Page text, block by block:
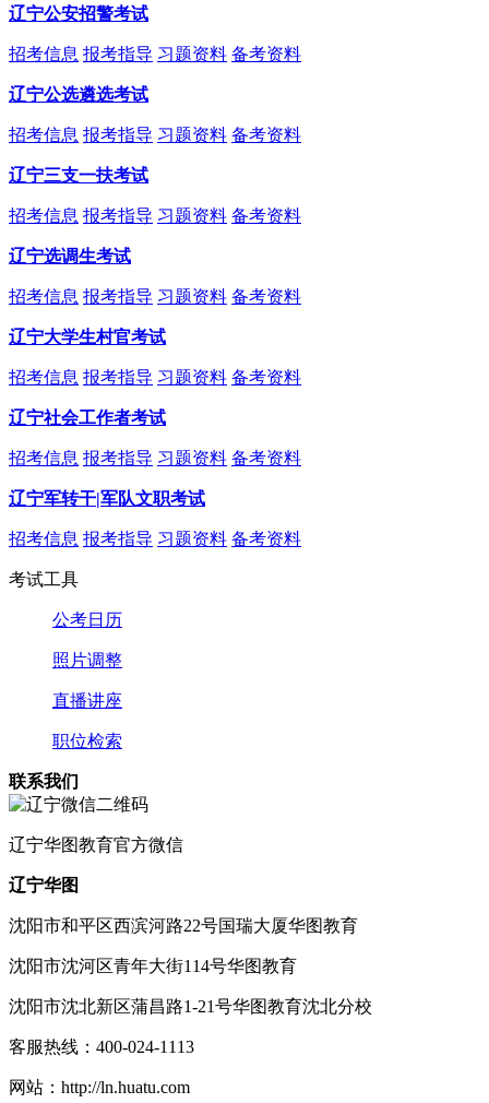
辽宁公安招警考试
招考信息 报考指导 习题资料 备考资料
辽宁公选遴选考试
招考信息 报考指导 习题资料 备考资料
辽宁三支一扶考试
招考信息 报考指导 习题资料 备考资料
辽宁选调生考试
招考信息 报考指导 习题资料 备考资料
辽宁大学生村官考试
招考信息 报考指导 习题资料 备考资料
辽宁社会工作者考试
招考信息 报考指导 习题资料 备考资料
辽宁军转干|军队文职考试
招考信息 报考指导 习题资料 备考资料
考试工具
公考日历
照片调整
直播讲座
职位检索
联系我们
辽宁华图教育官方微信
辽宁华图
沈阳市和平区西滨河路22号国瑞大厦华图教育
沈阳市沈河区青年大街114号华图教育
沈阳市沈北新区蒲昌路1-21号华图教育沈北分校
客服热线： 400-024-1113
网站： http://ln.huatu.com